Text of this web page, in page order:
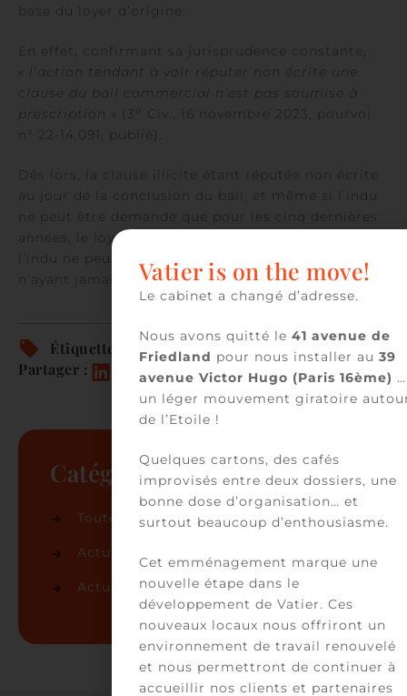
base du loyer d’origine.
En effet, confirmant sa jurisprudence constante,
« l’action tendant à voir réputer non écrite une
clause du bail commercial n’est pas soumise à
prescription »
(3
Civ., 16 novembre 2023, pourvoi
n° 22-14.091, publié).
Dès lors, la clause illicite étant réputée non écrite
au jour de la conclusion du bail, et même si l’indu
ne peut être demandé que pour les cinq dernières
années, le loyer servant de référence au calcul de
l’indu ne peut être que celui d’origine puisque
n’ayant jamais été censé être indexé.
Étiquettes : Immobilier
Partager :
Catégories
Toutes les actualités(86)
Actualités du cabinet
Actualités juridiques(36)
Vatier is on the move!
Le cabinet a changé d’adresse.
Nous avons quitté le 41 avenue de
Friedland pour nous installer au 39
avenue Victor Hugo (Paris 16ème) …
un léger mouvement giratoire
de l’Etoile !
Quelques cartons, des cafés
improvisés entre deux dossiers, une
bonne dose d’organisation… et
surtout beaucoup d’enthousiasme.
Cet emménagement marque une
nouvelle étape dans le
développement de Vatier. Ces
nouveaux locaux nous offriront un
environnement de travail renouvelé
et nous permettront de continuer à
accueillir nos clients et partenaires